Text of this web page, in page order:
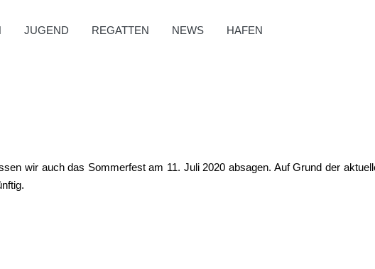
JUGEND REGATTEN NEWS HAFEN
wir auch das Sommerfest am 11. Juli 2020 absagen. Auf Grund der